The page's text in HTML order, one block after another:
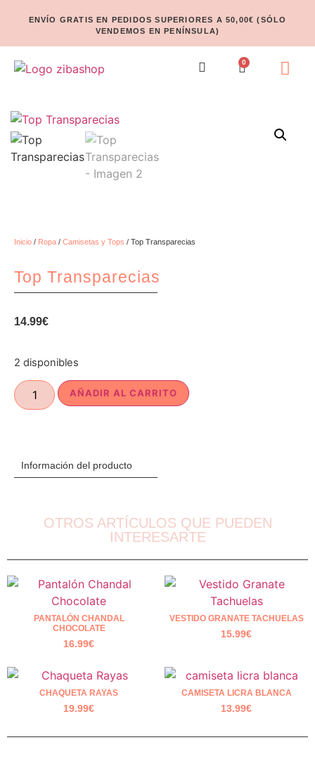
ENVÍO GRATIS EN PEDIDOS SUPERIORES A 50,00€ (SÓLO
VENDEMOS EN PENÍNSULA)
0
Inicio / Ropa / Camisetas y Tops / Top Transparecias
Top Transparecias
14.99€
2 disponibles
AÑADIR AL CARRITO
Información del producto
OTROS ARTÍCULOS QUE PUEDEN
INTERESARTE
PANTALÓN CHANDAL
CHOCOLATE
16.99€
VESTIDO GRANATE TACHUELAS
15.99€
CHAQUETA RAYAS
19.99€
CAMISETA LICRA BLANCA
13.99€